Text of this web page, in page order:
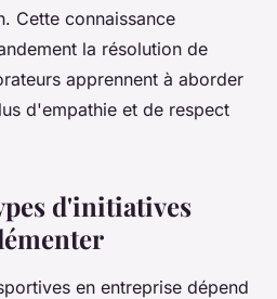
Cette connaissance
la résolution de
apprennent à aborder
d'empathie et de respect
d'initiatives
en entreprise dépend